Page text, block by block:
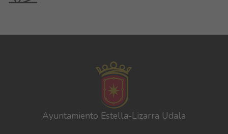
Ayuntamiento Estella-Lizarra Udala